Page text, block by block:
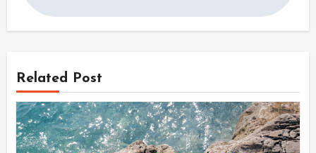
Related Post